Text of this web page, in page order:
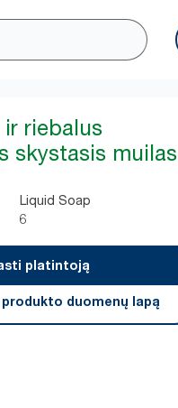
ir riebalus
skystasis muilas
Liquid Soap
6
platintoją
duomenų lapą